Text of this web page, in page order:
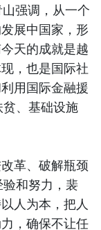
强调，从一个
展中国家，形
天的成就是越
，也是国际社
用国际金融援
、基础设施
革、破解瓶颈
和努力，裴
人为本，把人
，确保不让任